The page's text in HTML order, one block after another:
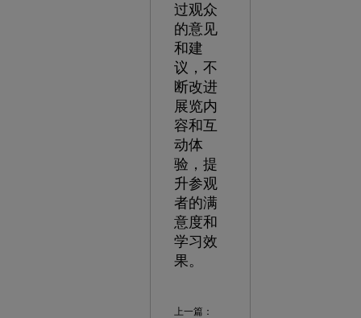
过观众
的意见
和建
议，不
断改进
展览内
容和互
动体
验，提
升参观
者的满
意度和
学习效
果。
上一篇：